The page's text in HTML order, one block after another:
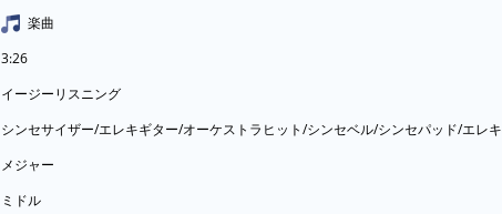
楽曲
3:26
イージーリスニング
シンセサイザー/エレキギター/オーケストラヒット/シンセベル/シンセパッド/エレ
メジャー
ミドル